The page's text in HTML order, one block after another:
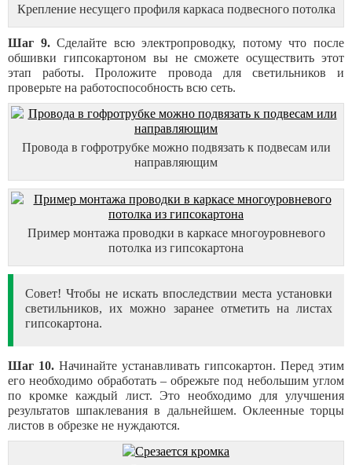
Крепление несущего профиля каркаса подвесного потолка
Шаг 9.Сделайте всю электропроводку, потому что после
обшивки гипсокартоном вы не сможете осуществить этот
этап работы. Проложите провода для светильников и
проверьте на работоспособность всю сеть.
Провода в гофротрубке можно подвязать к подвесам или
направляющим
Пример монтажа проводки в каркасе многоуровневого
потолка из гипсокартона
Совет! Чтобы не искать впоследствии места установки
светильников, их можно заранее отметить на листах
гипсокартона.
Шаг 10. Начинайте устанавливать гипсокартон. Перед этим
его необходимо обработать – обрежьте под небольшим углом
по кромке каждый лист. Это необходимо для улучшения
результатов шпаклевания в дальнейшем. Оклеенные торцы
листов в обрезке не нуждаются.